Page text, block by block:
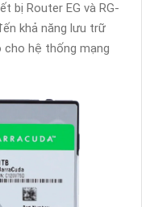
bị Router EG và RG-
khả năng lưu trữ
cho hệ thống mạng